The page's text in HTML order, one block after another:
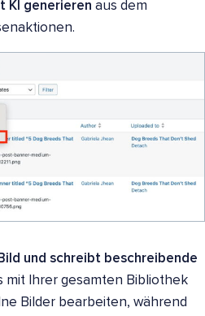
KI generieren aus dem
und schreibt beschreibende
mit Ihrer gesamten Bibliothek
Bilder bearbeiten, während